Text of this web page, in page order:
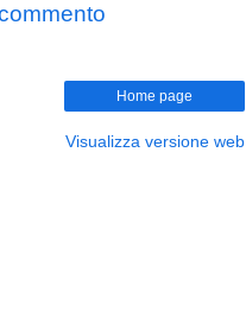
Home page
Visualizza versione web